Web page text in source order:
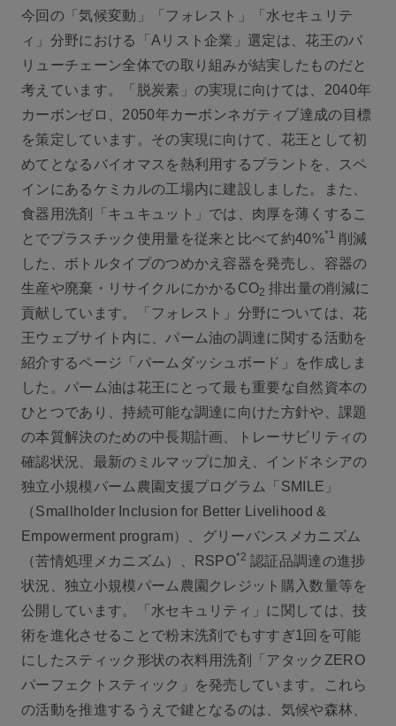
今回の「気候変動」「フォレスト」「水セキュリテ
ィ」分野における「Aリスト企業」選定は、花王のバ
リューチェーン全体での取り組みが結実したものだと
考えています。「脱炭素」の実現に向けては、2040年
カーボンゼロ、2050年カーボンネガティブ達成の目標
を策定しています。その実現に向けて、花王として初
めてとなるバイオマスを熱利用するプラントを、スペ
インにあるケミカルの工場内に建設しました。また、
食器用洗剤「キュキュット」では、肉厚を薄くするこ
とでプラスチック使用量を従来と比べて約40%*1削減
した、ボトルタイプのつめかえ容器を発売し、容器の
生産や廃棄・リサイクルにかかるCO2排出量の削減に
貢献しています。「フォレスト」分野については、花
王ウェブサイト内に、パーム油の調達に関する活動を
紹介するページ「パームダッシュボード」を作成しま
した。パーム油は花王にとって最も重要な自然資本の
ひとつであり、持続可能な調達に向けた方針や、課題
の本質解決のための中長期計画、トレーサビリティの
確認状況、最新のミルマップに加え、インドネシアの
独立小規模パーム農園支援プログラム「SMILE」
（Smallholder Inclusion for Better Livelihood &
Empowerment program）、グリーバンスメカニズム
（苦情処理メカニズム）、RSPO*2認証品調達の進捗
状況、独立小規模パーム農園クレジット購入数量等を
公開しています。「水セキュリティ」に関しては、技
術を進化させることで粉末洗剤でもすすぎ1回を可能
にしたスティック形状の衣料用洗剤「アタックZERO
パーフェクトスティック」を発売しています。これら
の活動を推進するうえで鍵となるのは、気候や森林、